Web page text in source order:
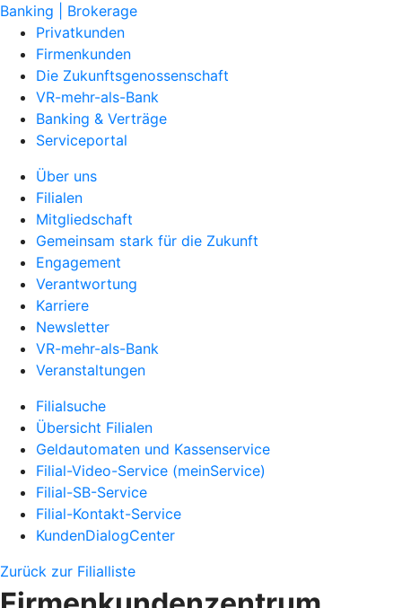
Banking | Brokerage
Privatkunden
Firmenkunden
Die Zukunftsgenossenschaft
VR-mehr-als-Bank
Banking & Verträge
Serviceportal
Über uns
Filialen
Mitgliedschaft
Gemeinsam stark für die Zukunft
Engagement
Verantwortung
Karriere
Newsletter
VR-mehr-als-Bank
Veranstaltungen
Filialsuche
Übersicht Filialen
Geldautomaten und Kassenservice
Filial-Video-Service (meinService)
Filial-SB-Service
Filial-Kontakt-Service
KundenDialogCenter
Zurück zur Filialliste